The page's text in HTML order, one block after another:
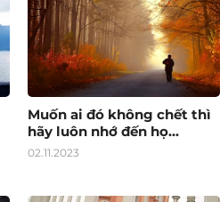
Muốn ai đó không chết thì
hãy luôn nhớ đến họ...
02.11.2023